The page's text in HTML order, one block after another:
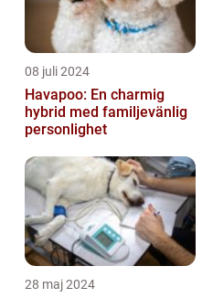
08 juli 2024
Havapoo: En charmig
hybrid med familjevänlig
personlighet
28 maj 2024